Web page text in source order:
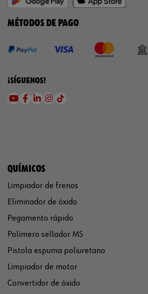
MÉTODOS DE PAGO
¡SÍGUENOS!
QUÍMICOS
Limpiador de frenos
Eliminador de óxido
Pegamento rápido
Polímero sellador MS
Pistola espuma poliuretano
Limpiador de motor
Convertidor de óxido